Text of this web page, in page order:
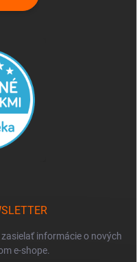
informácie o nových
e-shope.